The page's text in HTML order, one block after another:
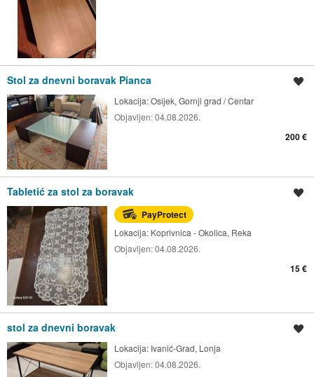
Stol za dnevni boravak Pianca
Lokacija:Osijek, Gornji grad / Centar
Objavljen:04.08.2026.
200 €
Tabletić za stol za boravak
PayProtect
Lokacija: Koprivnica - Okolica, Reka
Objavljen:04.08.2026.
15 €
stol za dnevni boravak
Lokacija: Ivanić-Grad, Lonja
Objavljen:04.08.2026.